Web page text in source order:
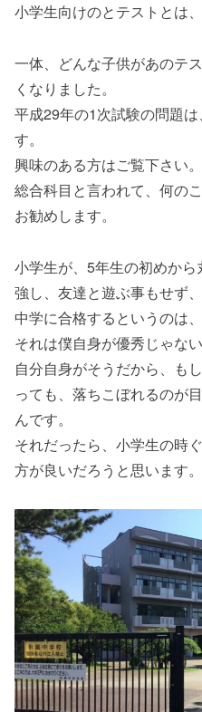
小学生向けのとテストとは
一体、どんな子供があのテ
くなりました。
平成29年の1次試験の問題
す。
興味のある方はご覧下さい。
総合科目と言われて、何の
お勧めします。
小学生が、5年生の初めか
強し、友達と遊ぶ事もせず
中学に合格するというのは
それは僕自身が優秀じゃない
自分自身がそうだから、も
っても、落ちこぼれるのが
んです。
それだったら、小学生の時
方が良いだろうと思います。